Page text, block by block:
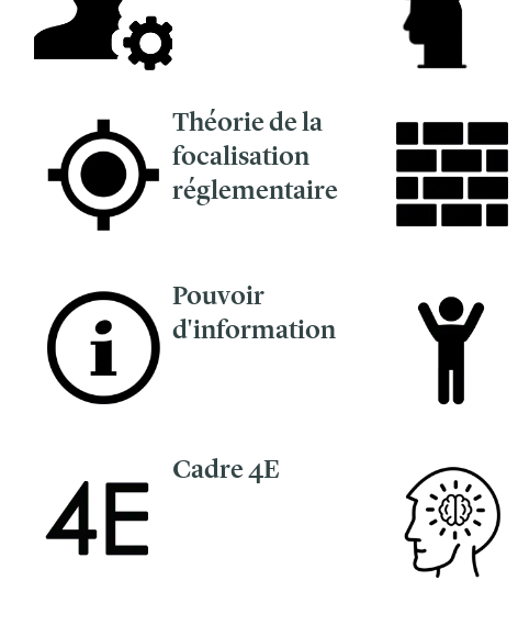
Théorie de la
focalisation
réglementaire
Pouvoir
d'information
Cadre 4E